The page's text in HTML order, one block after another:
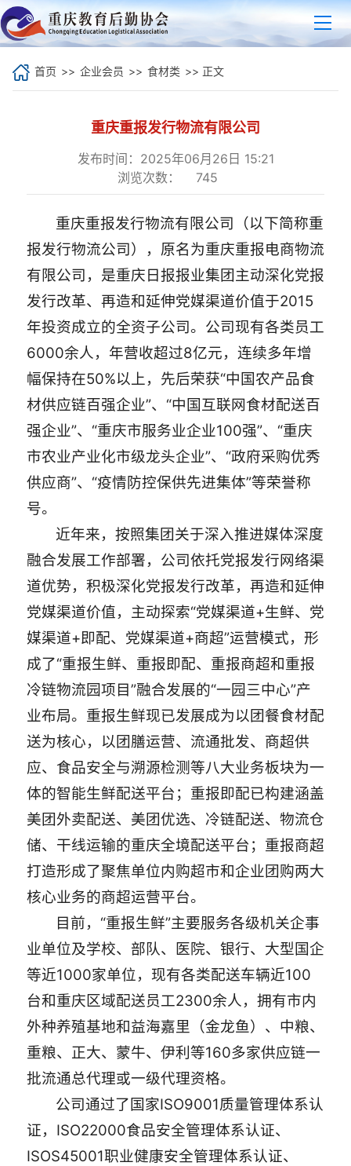
首页 >> 企业会员 >> 食材类 >> 正文
重庆重报发行物流有限公司
发布时间：2025年06月26日 15:21
浏览次数：
745
重庆重报发行物流有限公司（以下简称重
报发行物流公司），原名为重庆重报电商物流
有限公司，是重庆日报报业集团主动深化党报
发行改革、再造和延伸党媒渠道价值于2015
年投资成立的全资子公司。公司现有各类员工
6000余人，年营收超过8亿元，连续多年增
幅保持在50%以上，先后荣获“中国农产品食
材供应链百强企业”、“中国互联网食材配送百
强企业”、“重庆市服务业企业100强”、“重庆
市农业产业化市级龙头企业”、“政府采购优秀
供应商”、“疫情防控保供先进集体”等荣誉称
号。
近年来，按照集团关于深入推进媒体深度
融合发展工作部署，公司依托党报发行网络渠
道优势，积极深化党报发行改革，再造和延伸
党媒渠道价值，主动探索“党媒渠道+生鲜、党
媒渠道+即配、党媒渠道+商超”运营模式，形
成了“重报生鲜、重报即配、重报商超和重报
冷链物流园项目”融合发展的“一园三中心”产
业布局。重报生鲜现已发展成为以团餐食材配
送为核心，以团膳运营、流通批发、商超供
应、食品安全与溯源检测等八大业务板块为一
体的智能生鲜配送平台；重报即配已构建涵盖
美团外卖配送、美团优选、冷链配送、物流仓
储、干线运输的重庆全境配送平台；重报商超
打造形成了聚焦单位内购超市和企业团购两大
核心业务的商超运营平台。
目前，“重报生鲜”主要服务各级机关企事
业单位及学校、部队、医院、银行、大型国企
等近1000家单位，现有各类配送车辆近100
台和重庆区域配送员工2300余人，拥有市内
外种养殖基地和益海嘉里（金龙鱼）、中粮、
重粮、正大、蒙牛、伊利等160多家供应链一
批流通总代理或一级代理资格。
公司通过了国家ISO9001质量管理体系认
证，ISO22000食品安全管理体系认证、
ISOS45001职业健康安全管理体系认证、